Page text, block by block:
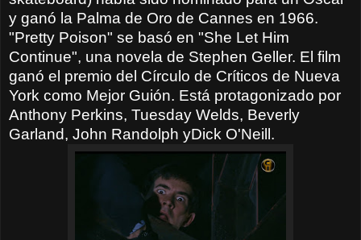
y ganó la Palma de Oro de Cannes en 1966.
"Pretty Poison" se basó en "She Let Him
Continue", una novela de Stephen Geller. El film
ganó el premio del Círculo de Críticos de Nueva
York como Mejor Guión. Está protagonizado por
Anthony Perkins, Tuesday Welds, Beverly
Garland, John Randolph yDick O'Neill.